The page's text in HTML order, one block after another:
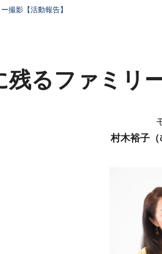
撮影【活動報告】
るファミリ
村木裕子（